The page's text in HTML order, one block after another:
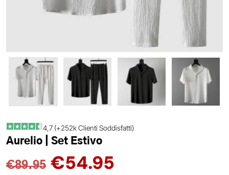
4,7 (+252k Clienti Soddisfatti)
Aurelio | Set Estivo
€89.95 €54.95